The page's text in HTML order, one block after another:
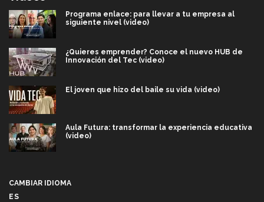
Programa enlace: para llevar a tu empresa al
siguiente nivel (video)
¿Quieres emprender? Conoce el nuevo HUB de
Innovación del Tec (video)
El joven que hizo del baile su vida (video)
Aula Futura: transformar la experiencia educativa
(video)
CAMBIAR IDIOMA
ES